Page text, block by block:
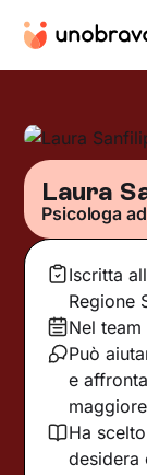
Laura
Psicologa
Iscritta
Regione
Nel
Può
e
Ha
desidera